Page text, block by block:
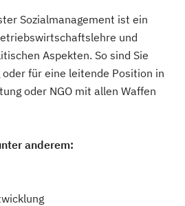
Sozialmanagement ist ein
und
Aspekten. So sind Sie
für eine leitende Position in
oder NGO mit allen Waffen
anderem: